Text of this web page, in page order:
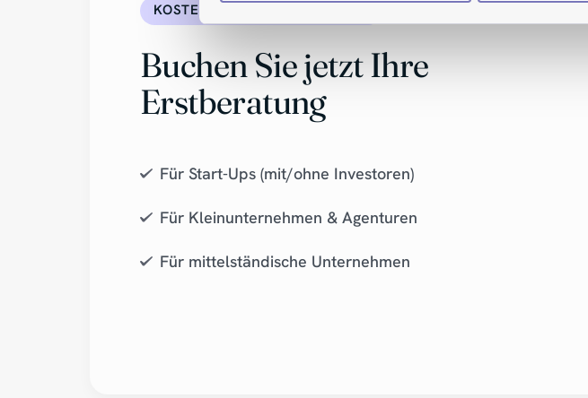
KOSTENFREI & UNVERBINDLICH
Buchen Sie jetzt Ihre
Erstberatung
Für Start-Ups (mit/ohne Investoren)
Für Kleinunternehmen & Agenturen
Für mittelständische Unternehmen